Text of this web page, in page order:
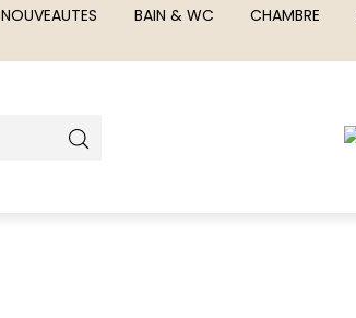
NOUVEAUTES BAIN & WC CHAMBRE